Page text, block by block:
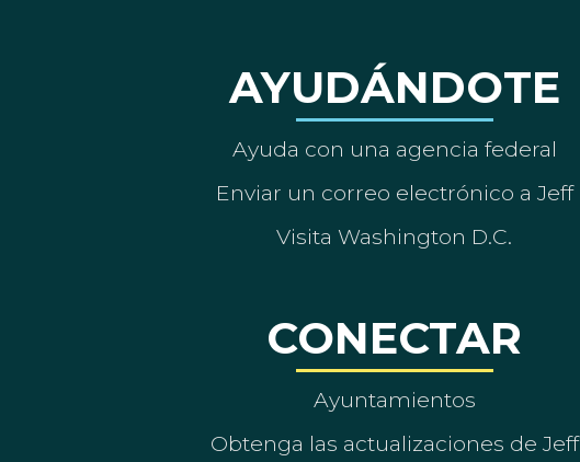
AYUDÁNDOTE
Ayuda con una agencia federal
Enviar un correo electrónico a Jeff
Visita Washington D.C.
CONECTAR
Ayuntamientos
Obtenga las actualizaciones de Jeff